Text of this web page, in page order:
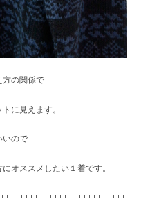
方の関係で
に見えます。
いので
オススメしたい１着です。